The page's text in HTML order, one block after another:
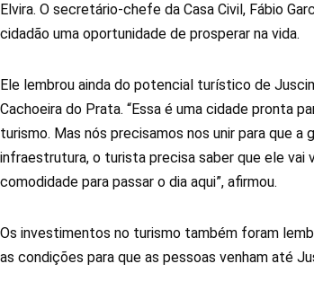
Elvira. O secretário-chefe da Casa Civil, Fábio
cidadão uma oportunidade de prosperar na vida.
Ele lembrou ainda do potencial turístico de
Cachoeira do Prata. “Essa é uma cidade pronta
turismo. Mas nós precisamos nos unir para que
infraestrutura, o turista precisa saber que ele vai
comodidade para passar o dia aqui”, afirmou.
Os investimentos no turismo também foram
as condições para que as pessoas venham até